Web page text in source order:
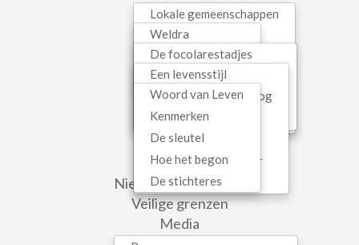
Lokale gemeenschappen
Woord van Leven
Gezinnen
Kinderen
Tieners
Jongeren
Initiatieven
Weldra
Lopend
Recent
Mariapolis Vita
De focolarestadjes
In België
Gemeenschapseconomie
Mariapolis
In dialoog
Een levensstijl
Interreligieuze dialoog
Oecumene
Kerk als communio
Hedendaagse cultuur
Sophia
Spiritualiteit
Woord van Leven
Kenmerken
De sleutel
Hoe het begon
De stichteres
WEB SERVICES
Contact
Newsletter
Nieuws uit de wereld
Veilige grenzen
Media